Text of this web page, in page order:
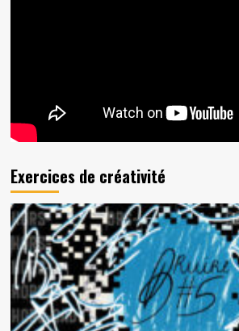
Exercices de créativité